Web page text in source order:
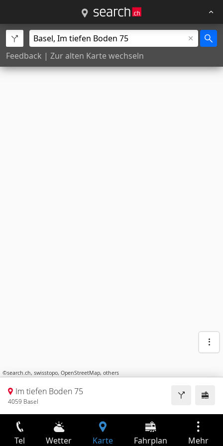
Feedback | Zur alten Karte wechseln
©search.ch, swisstopo, OpenStreetMap, others
Im tiefen Boden 75
4059 Basel
Tel Wetter Karte Fahrplan Mehr